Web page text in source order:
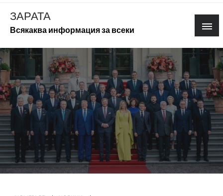
Skip
content
ЗАРАТА
Всякаква информация за всеки